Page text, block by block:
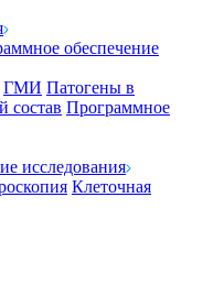
обеспечение
ГМИ Патогены в
состав Программное
исследования
Клеточная